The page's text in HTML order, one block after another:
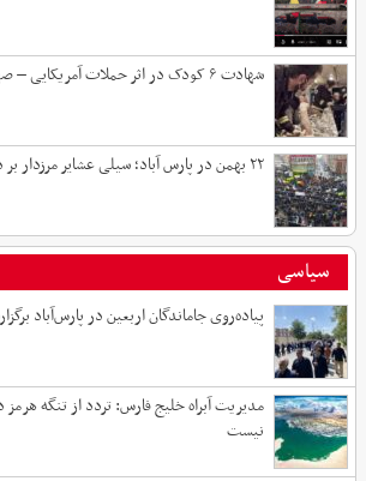
شهادت ۶ کودک در اثر حملات آمریکایی – صهیونی در استان تهران
۲۲ بهمن در پارس آباد؛ سیلی عشایر مرزدار بر دشمنان انقلاب
سیاسی
پیاده‌روی جاماندگان اربعین در پارس‌آباد
مدیریت آبراه خلیج فارس: تردد از تنگه
نیست